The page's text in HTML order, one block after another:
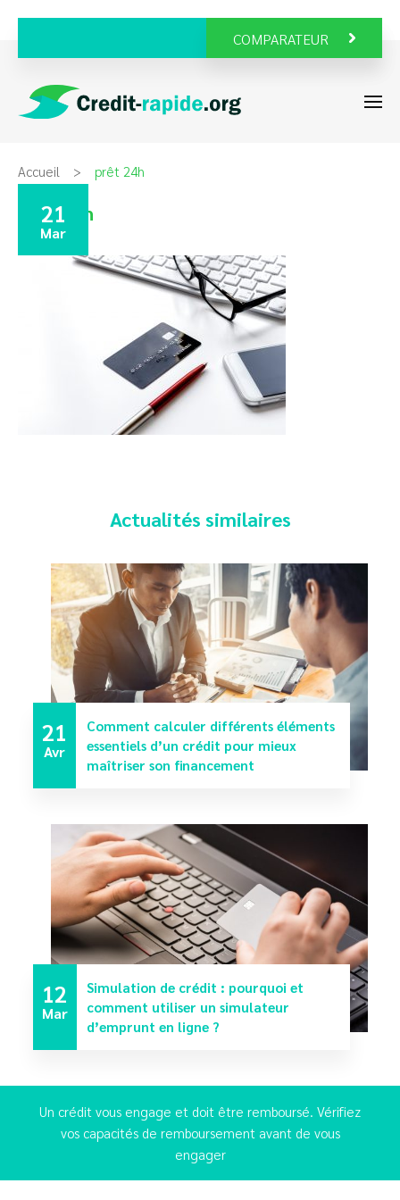
COMPARATEUR
Accueil prêt 24h
prêt 24h
21
Mar
Actualités similaires
21
Avr
Comment calculer différents éléments
essentiels d’un crédit pour mieux
maîtriser son financement
12
Mar
Simulation de crédit : pourquoi et
comment utiliser un simulateur
d’emprunt en ligne ?
Un crédit vous engage et doit être remboursé. Vérifiez
vos capacités de remboursement avant de vous
engager